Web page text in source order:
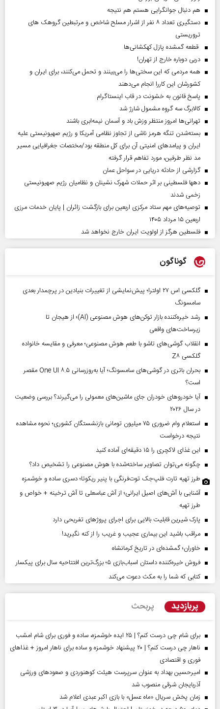
هم دنبال جوانگرایی هستم هم نتیجه
دستگیری تعداد ۸ نفر از اشرار مسلح شاخص و مرتبطین گروهک های
تروریستی
قطعه گمشده پازل کهکشانی‌ها
دربی دوباره خارج از تهران!
همه مردمی که این سختی‌ها را می‌بینند و تحمل می‌کنند، برای ایران و
کشورشان این کاررا انجام می‌دهند
پاسخ قانون به خشونت در قاب اینستاگرام
کالابرگ سه گروه مشمول شارژ شد
تهرانی‌ها امروز منتظر وزش باد و آسمان نیمه‌ابری باشند
بسته‌شدن تنگه هرمز ناشی از تجاوز نظامی آمریکا و رژیم صهیونیستی علیه
ایران و پیامد‌های امنیتی آن برای کل منطقه بود/مختصات جغرافیایی مسیر
مد نظر طرفین، مورد تفاهم قرار گرفته
گزارشی از حادثه دریایی در سواحل عمان
دهها فلسطینی بر اثر حملات شهرک نشینان و نظامیان رژیم صهیونیستی
زخمی شدند
توصیه‌های مهم ستاد مرکزی اربعین برای بازگشت زائران | پایان خدمات مرزی
اربعین ۱۵ مرداد ۱۴۰۵
فلسطین هرگز از اولویت ایران خارج نخواهد شد
گوناگون
گلکسی اس ۲۷ اولترا؛ پیش‌نمایشی از تغییرات بنیادین در پرچمدار بعدی
سامسونگ
رشد خیره‌کننده بازار توکن‌های هوش مصنوعی (AI)؛ از هیجان تا
زیرساخت‌های واقعی
انقلاب گوشی‌های تاشو‌ با طعم هوش مصنوعی؛ معرفی و مقایسه خانواده
گلکسی Z۸
بحران باتری در گوشی‌های سامسونگ؛ آیا به‌روزرسانی One UI ۸.۵ مقصر
است؟
آیا خودروهای خودران جای ماشین‌های معمولی را می‌گیرند؟ بررسی وضعیت
در سال ۲۰۲۶
استعلام وام ضروری ۷۵ میلیون تومانی بازنشستگان کشوری؛ نحوه مشاهده
نتیجه درخواست
این غذای لاکچری را ۱۵ دقیقه‌ای آماده کنید
چگونه می‌توان تصاویر ساخته‌شده با هوش مصنوعی را تشخیص داد؟
طرز تهیه تارت فلپ‌جک توت‌فرنگی با پنیر ریکوتا؛ دسری ساده و خوشمزه
آشنایی با آش‌های اصیل ایرانی؛ از آش عباسعلی تا آش ترخینه + خواص و
طرز تهیه
پارک شیرین قابلیت‌ بالایی برای اجرای پروژهای تفریحی دارد
مراقب باشید این بیماری عجیب و غریب را از کنه نگیرید!
خاوران؛ گمشده‌ای در تاریخ کرمانشاه
فروش خیره‌کننده داستان اسباب‌بازی ۵؛ بزرگ‌ترین افتتاحیه سال برای پیکسار
کتابی که شما را به مکث دعوت می‌کند
پربازدید پربحث
برای شام چی درست کنم؟ | ۲۵ ایده خوشمزه، ساده و فوری برای شام امشب
ناهار چی درست کنم؟ | ۲۰ پیشنهاد خوشمزه و ساده برای ناهار امروز + غذاهای
فوری و اقتصادی
امیرحسین بهداد به عنوان سرپرست هیئت کوهنوردی و صعودهای ورزشی
آذربایجان شرقی منصوب شد
زمان پخش سریال «ماه عسل» با بازی اکبر عبدی اعلام شد